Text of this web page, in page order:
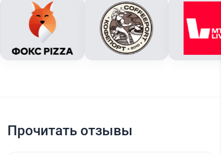
Прочитать отзывы